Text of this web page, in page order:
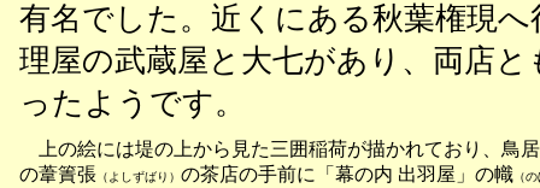
有名でした。近くにある秋葉権現
理屋の武蔵屋と大七があり、両店
ったようです。
上の絵には堤の上から見た三囲稲荷が描かれており、鳥
の葦簀張 （よしずばり） の茶店の手前に「幕の内 出羽屋」の幟 （